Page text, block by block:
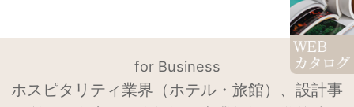
for Business
ホスピタリティ業界（ホテル・旅館）、設計事